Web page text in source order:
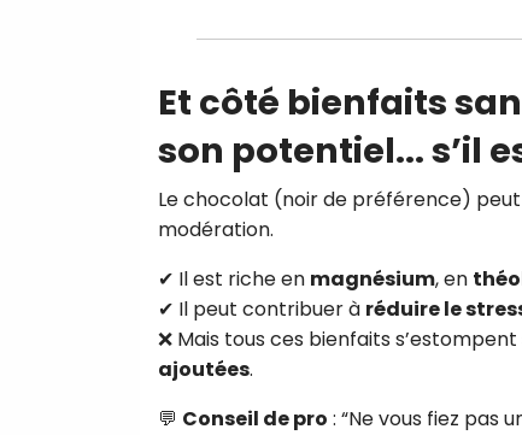
Et côté bienfaits
son potentiel... s’il
Le chocolat (noir de préférence)
modération.
✔ Il est riche en magnésium, en
✔ Il peut contribuer à réduire le
❌ Mais tous ces bienfaits
ajoutées.
💬 Conseil de pro : “Ne vous fiez pas